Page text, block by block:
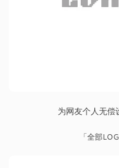
为网友个人无偿
「全部